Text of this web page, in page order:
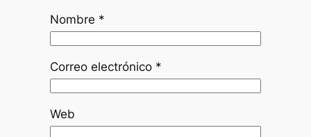
Nombre *
Correo electrónico *
Web